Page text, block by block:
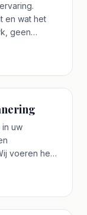
en wat het
geen
vooraf met
uw
voeren het
Plan een